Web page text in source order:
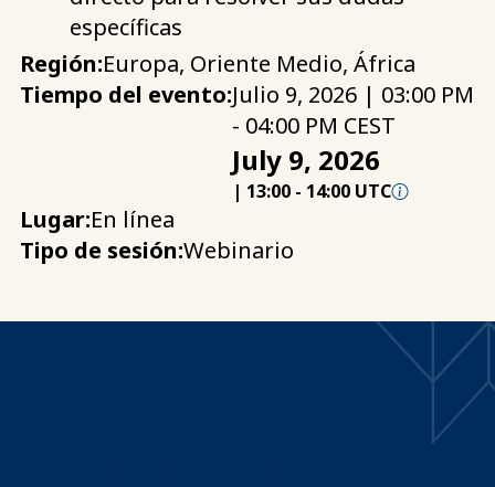
específicas
Región:Europa, Oriente Medio, África
Tiempo del evento:Julio 9, 2026 | 03:00 PM
- 04:00 PM CEST
July 9, 2026
| 13:00 - 14:00 UTC
Lugar:En línea
Tipo de sesión:Webinario